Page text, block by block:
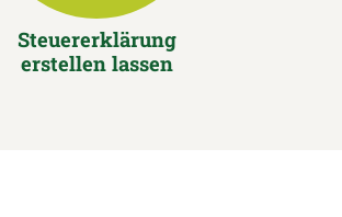
Steuererklärung
erstellen lassen